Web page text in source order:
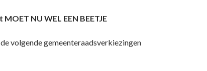
NU WEL EEN BEETJE
volgende gemeenteraadsverkiezingen